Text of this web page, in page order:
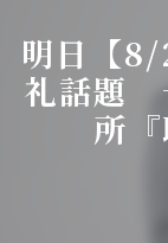
明日【
礼話題
所